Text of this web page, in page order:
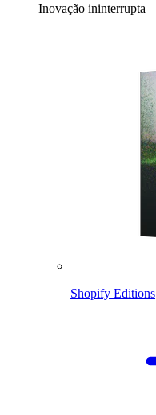
Inovação ininterrupta
Shopify Editions